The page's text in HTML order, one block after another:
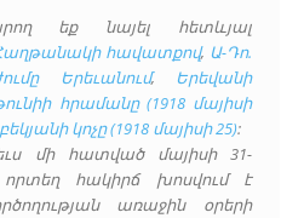
եք նայել հետևյալ
հավատքով, Ա-Դո.
Երեւանում,
Երեվանի
հրամանը (1918 մայիսի
կոչը (1918 մայիսի 25):
մի հատված մայիսի 31-
հակիրճ խոսվում է
առաջին օրերի